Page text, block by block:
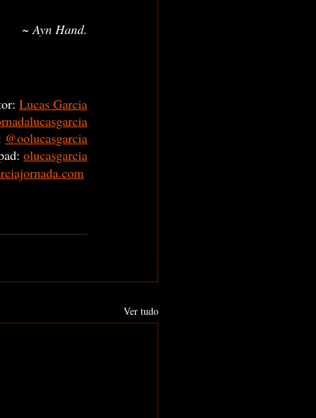
~ Ayn Hand.
Lucas Garcia
@oolucasgarcia
olucasgarcia
Ver tudo